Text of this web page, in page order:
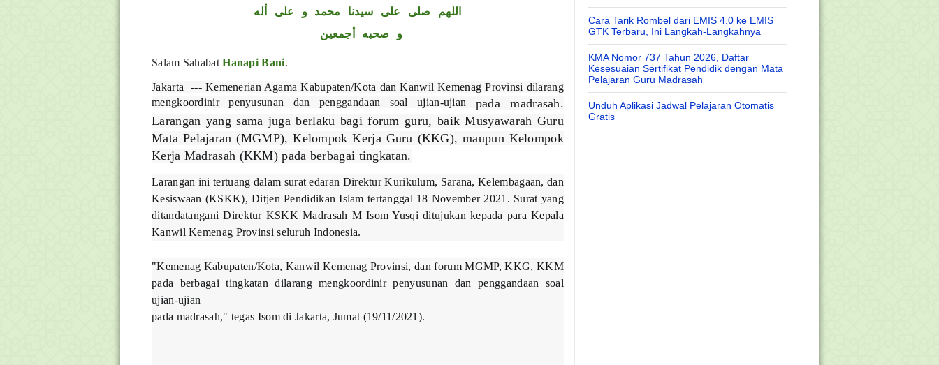
اللهم صلى على سيدنا محمد و على أله
و صحبه أجمعين
Salam SahabatHanapi Bani.
Jakarta --- Kemenerian Agama Kabupaten/Kota dan Kanwil Kemenag Provinsi dilarang
mengkoordinir penyusunan dan penggandaan soal ujian-ujian pada madrasah.
Larangan yang sama juga berlaku bagi forum guru, baik Musyawarah Guru
Mata Pelajaran (MGMP), Kelompok Kerja Guru (KKG), maupun Kelompok
Kerja Madrasah (KKM) pada berbagai tingkatan.
Larangan ini tertuang dalam surat edaran Direktur Kurikulum, Sarana, Kelembagaan, dan
Kesiswaan (KSKK), Ditjen Pendidikan Islam tertanggal 18 November 2021. Surat yang
ditandatangani Direktur KSKK Madrasah M Isom Yusqi ditujukan kepada para Kepala
Kanwil Kemenag Provinsi seluruh Indonesia.
"Kemenag Kabupaten/Kota, Kanwil Kemenag Provinsi, dan forum MGMP, KKG, KKM
pada berbagai tingkatan dilarang mengkoordinir penyusunan dan penggandaan soal
ujian-ujian
pada madrasah," tegas Isom di Jakarta, Jumat (19/11/2021).
Cara Tarik Rombel dari EMIS 4.0 ke EMIS
GTK Terbaru, Ini Langkah-Langkahnya
KMA Nomor 737 Tahun 2026, Daftar
Kesesuaian Sertifikat Pendidik dengan Mata
Pelajaran Guru Madrasah
Unduh Aplikasi Jadwal Pelajaran Otomatis
Gratis